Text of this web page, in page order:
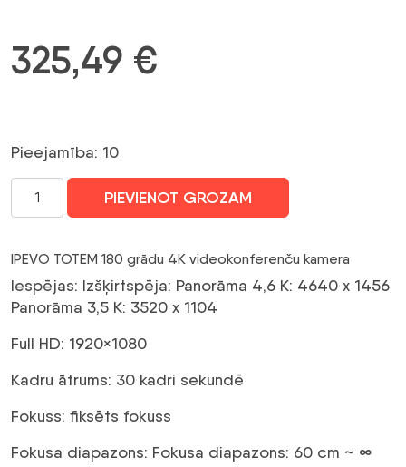
325,49 €
Pieejamība: 10
IPEVO
TOTEM
TĪMEKĻA
4K
videokonferenču
kamera
PIEVIENOT GROZAM
IPEVO TOTEM 180 grādu 4K videokonferenču kamera
Iespējas: Izšķirtspēja: Panorāma 4,6 K: 4640 x 1456
Panorāma 3,5 K: 3520 x 1104
Full HD: 1920×1080
Kadru ātrums: 30 kadri sekundē
Fokuss: fiksēts fokuss
Fokusa diapazons: Fokusa diapazons: 60 cm ~ ∞